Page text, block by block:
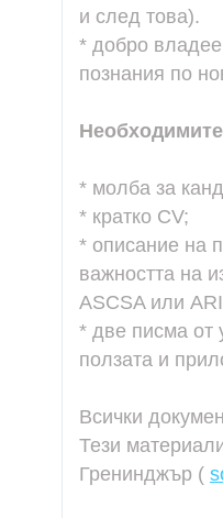
и след това).
* добро
познания по
* молба за
* кратко CV;
* описание на
важността на
ASCSA или
* две писма от
ползата и
Всички
Тези
Гренинджър (